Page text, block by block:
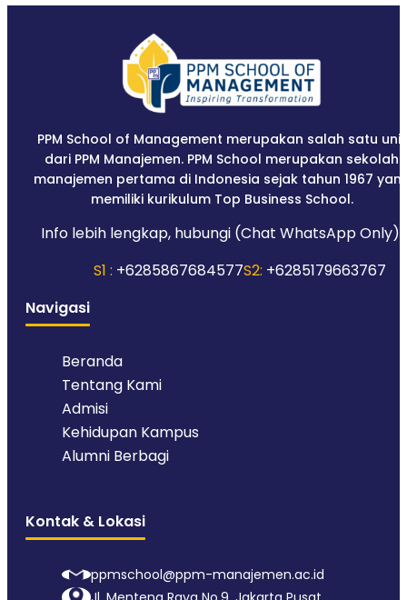
Program studi Sarjana Manajemen terakreditasi
UNGGUL 12 Desember 2022 dari LAMEMBA
LAMEMBA
PPM School of Management merupakan salah satu unit
dari PPM Manajemen. PPM School merupakan sekolah
manajemen pertama di Indonesia sejak tahun 1967
memiliki kurikulum Top Business School.
Info lebih lengkap, hubungi (Chat WhatsApp Only):
S1 : +6285867684577S2: +6285179663767
Navigasi
Beranda
Tentang Kami
Admisi
Kehidupan Kampus
Alumni Berbagi
Kontak & Lokasi
ppmschool@ppm-manajemen.ac.id